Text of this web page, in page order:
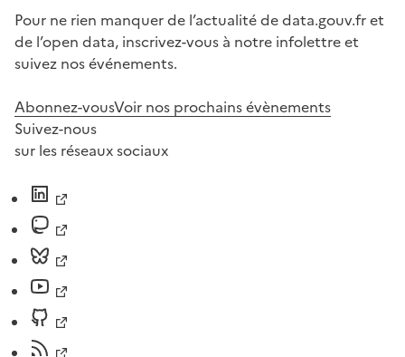
Pour ne rien manquer de l’actualité de data.gouv.fr et
de l’open data, inscrivez-vous à notre infolettre et
suivez nos événements.
Abonnez-vousVoir nos prochains évènements
Suivez-nous
sur les réseaux sociaux